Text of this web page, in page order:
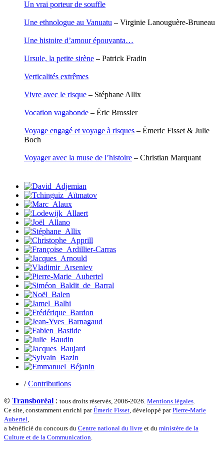
Quierzy Pauline
Rasse Rémy
Revel Luc de
Rizzato Tullio
Rondón Analía
Roux Baptiste
Saint-Loup
Sapin-Defour Cédric
Sauve Philippe
Sokpakbaïev Berdibek
Soleilhavoup François
Squillace Sophie
Stuck Hudson
Sylvestre Françoise
Tardieu Marc
Terrisse Marc
Tesson Sylvain
Thevenet Jacqueline
Touboul Marion
Toumanov Vadim
Trouplin Boris
Troussier Virginie
Tuilier Romain
Tulane Fabrice
Tzapoff Antoine
Ujfalvy-Bourdon Marie de
Urbain Jean-Didier
Valéry Philippe
Valentin Jean-Pierre
Valverde Benjamin
Vayron Xavier
Victor Daphné
Victor Paul-Émile
Vignon Vincent
Villemagne François-Xavier de
Un vrai porteur de souffle
Une ethnologue au Vanuatu – Virginie Lanouguère-Bruneau
Une histoire d’amour épouvanta…
Ursule, la petite sirène – Patrick Fradin
Verticalités extrêmes
Vivre avec le risque – Stéphane Allix
Vocation vagabonde – Éric Brossier
Voyage engagé et voyage à risques – Émeric Fisset & Julie
Boch
Voyager avec la muse de l’histoire – Christian Marquant
/Contributions
© Transboréal : tous droits réservés, 2006-2026. Mentions légales.
Ce site, constamment enrichi parÉmeric Fisset, développé parPierre-Marie
Aubertel,
a bénéficié du concours du Centre national du livre et du ministère de la
Culture et de la Communication.